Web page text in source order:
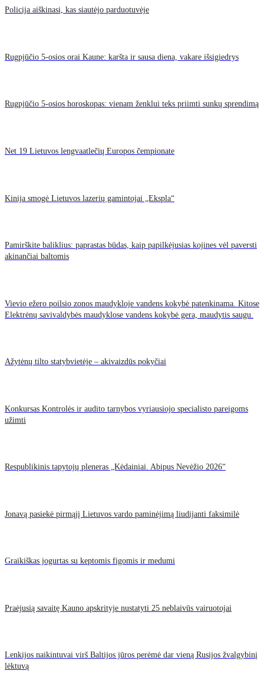
Policija aiškinasi, kas siautėjo parduotuvėje
Rugpjūčio 5-osios orai Kaune: karšta ir sausa diena, vakare išsigiedrys
Rugpjūčio 5-osios horoskopas: vienam ženklui teks priimti sunkų sprendimą
Net 19 Lietuvos lengvaatlečių Europos čempionate
Kinija smogė Lietuvos lazerių gamintojai „Ekspla“
Pamirškite baliklius: paprastas būdas, kaip papilkėjusias kojines vėl paversti
akinančiai baltomis
Vievio ežero poilsio zonos maudykloje vandens kokybė patenkinama. Kitose
Elektrėnų savivaldybės maudyklose vandens kokybė gera, maudytis saugu.
Ažytėnų tilto statybvietėje – akivaizdūs pokyčiai
Konkursas Kontrolės ir audito tarnybos vyriausiojo specialisto pareigoms
užimti
Respublikinis tapytojų pleneras „Kėdainiai. Abipus Nevėžio 2026“
Jonavą pasiekė pirmąjį Lietuvos vardo paminėjimą liudijanti faksimilė
Graikiškas jogurtas su keptomis figomis ir medumi
Praėjusią savaitę Kauno apskrityje nustatyti 25 neblaivūs vairuotojai
Lenkijos naikintuvai virš Baltijos jūros perėmė dar vieną Rusijos žvalgybinį
lėktuvą